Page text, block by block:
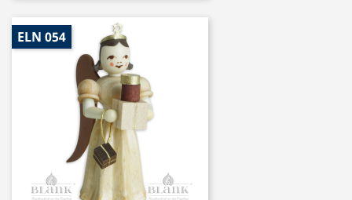
ELN 054